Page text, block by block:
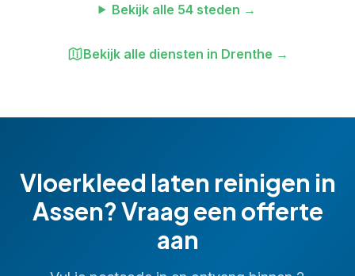
Bekijk alle 54 steden →
Bekijk alle diensten in Drenthe →
Vloerkleed laten reinigen in
Assen? Vraag een offerte
aan